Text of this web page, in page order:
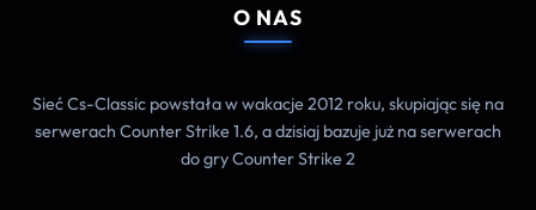
O NAS
Sieć Cs-Classic powstała w wakacje 2012 roku, skupiając się na
serwerach Counter Strike 1.6, a dzisiaj bazuje już na serwerach
do gry Counter Strike 2